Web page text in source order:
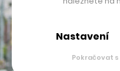
Nastavení
Pokračovat